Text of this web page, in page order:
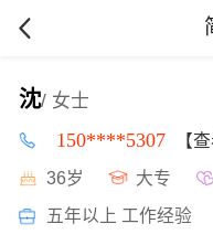
沈/ 女士
150****5307 【
36岁 大专
五年以上 工作经验